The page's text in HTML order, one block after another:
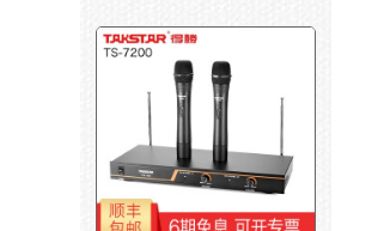
Massキング录音です。泛用设
备キャスターのUSBサウンド
カードのドのフライトを生放
送します。E-Y-60と组み合わ
せます。